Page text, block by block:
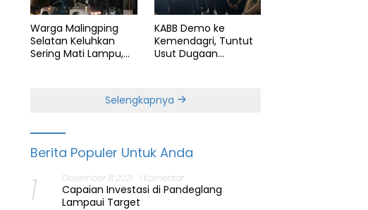
Warga Malingping
Selatan Keluhkan
Sering Mati Lampu,
KABB Demo ke
Kemendagri, Tuntut
Usut Dugaan
Selengkapnya
Berita Populer Untuk Anda
1 Desember 8, 2021 1 Komentar
Capaian Investasi di Pandeglang
Lampaui Target